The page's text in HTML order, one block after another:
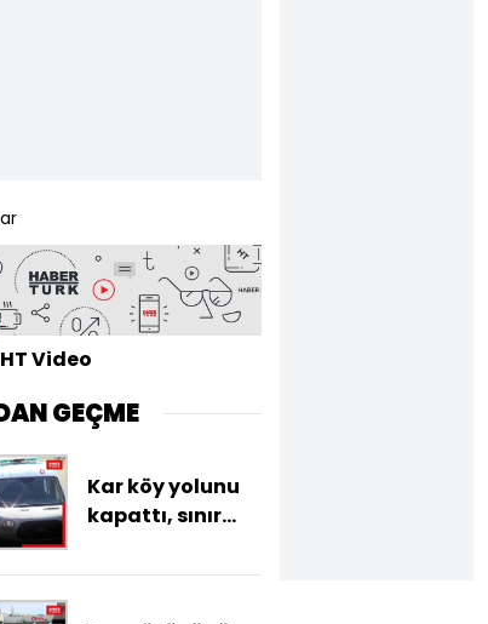
HT Video
GEÇME
Kar köy yolunu
kapattı, sınır
Gürcistan